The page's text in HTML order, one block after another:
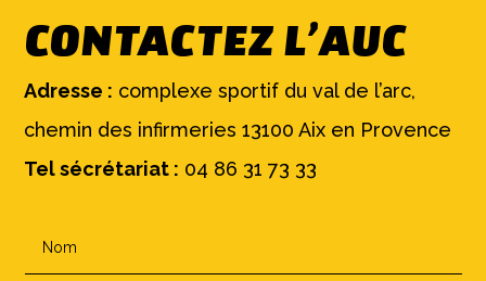
CONTACTEZ L’AUC
Adresse : complexe sportif du val de l’arc,
chemin des infirmeries 13100 Aix en Provence
Tel sécrétariat : 04 86 31 73 33